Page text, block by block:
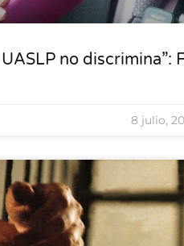
UASLP no discrimina”:
8 julio,